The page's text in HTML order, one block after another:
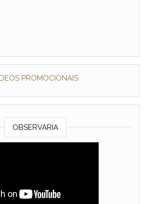
PROMOCIONAIS
OBSERVARIA